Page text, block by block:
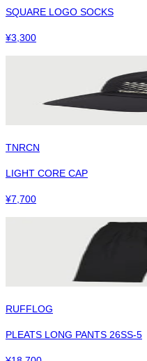
SQUARE LOGO SOCKS
¥3,300
TNRCN
LIGHT CORE CAP
¥7,700
RUFFLOG
PLEATS LONG PANTS 26SS-5